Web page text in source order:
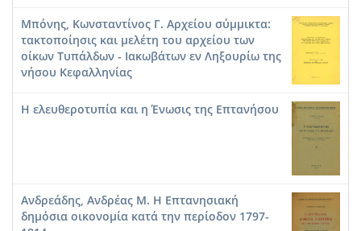
Μπόνης, Κωνσταντίνος Γ. Αρχείου σύμμικτα:
τακτοποίησις και μελέτη του αρχείου των
οίκων Τυπάλδων - Ιακωβάτων εν Ληξουρίω της
νήσου Κεφαλληνίας
Η ελευθεροτυπία και η Ένωσις της Επτανήσου
Ανδρεάδης, Ανδρέας Μ. Η Επτανησιακή
δημόσια οικονομία κατά την περίοδον 1797-